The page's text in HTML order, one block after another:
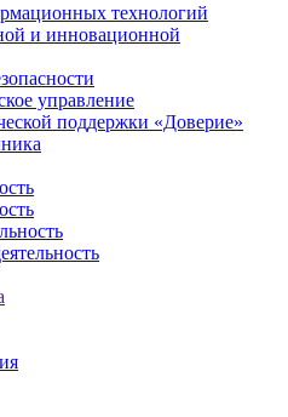
технологий
и инновационной
управление
поддержки «Доверие»